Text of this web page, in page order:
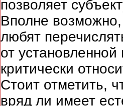
позволяет
Вполне
любят
от
критически
Стоит отметить,
вряд ли имеет